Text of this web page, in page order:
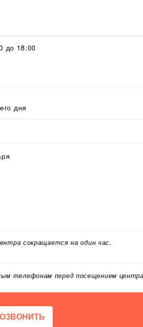
до 18:00
дня
сокращается на один час.
телефонам перед посещением